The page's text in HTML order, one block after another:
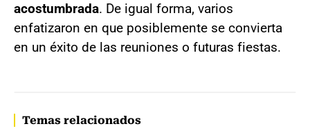
acostumbrada. De igual forma, varios
enfatizaron en que posiblemente se convierta
en un éxito de las reuniones o futuras fiestas.
Temas relacionados